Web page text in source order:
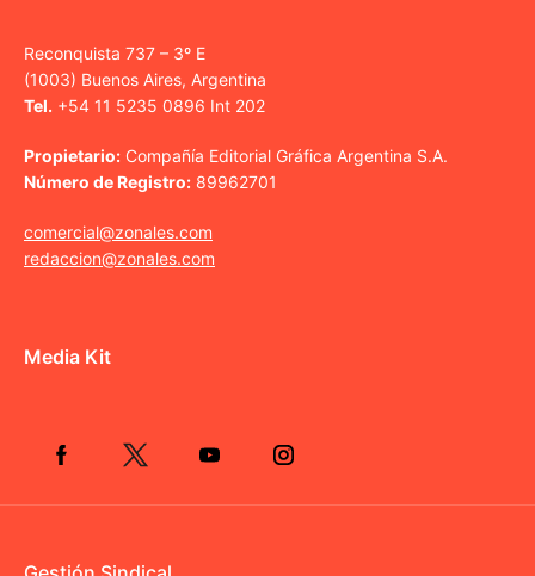
Reconquista 737 – 3º E
(1003) Buenos Aires, Argentina
Tel. +54 11 5235 0896 Int 202
Propietario: Compañía Editorial Gráfica Argentina S.A.
Número de Registro: 89962701
comercial@zonales.com
redaccion@zonales.com
Media Kit